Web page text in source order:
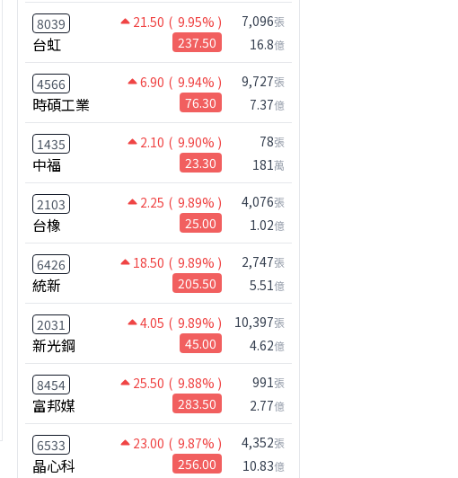
2025
年增 年累(億)
累積年增
-40.7% 0.41
-61.9%
-81.3%
-62.9%
-98.8% 0.35
-60.0%
310.1%
-51.0%
-60.7% 0.22
-68.1%
-21.6%
-68.5%
-5.8% 0.17
-71.9%
-115.5%
-78.0%
-80.6% 0.13
-72.5%
-19.3%
-66.7%
-71.3% 0.05
-76.7%
-85.1% -85.1%
8039 21.50 ( 9.95% )
台虹 237.50
7,096張
16.8億
4566 6.90 ( 9.94% )
時碩工業 76.30
9,727張
7.37億
1435 2.10 ( 9.90% )
中福 23.30
78張
181萬
2103 2.25 ( 9.89% )
台橡 25.00
4,076張
1.02億
6426 18.50 ( 9.89% )
統新 205.50
2,747張
5.51億
2031 4.05 ( 9.89% )
新光鋼 45.00
10,397張
4.62億
8454 25.50 ( 9.88% )
富邦媒 283.50
991張
2.77億
6533 23.00 ( 9.87% )
晶心科 256.00
4,352張
10.83億